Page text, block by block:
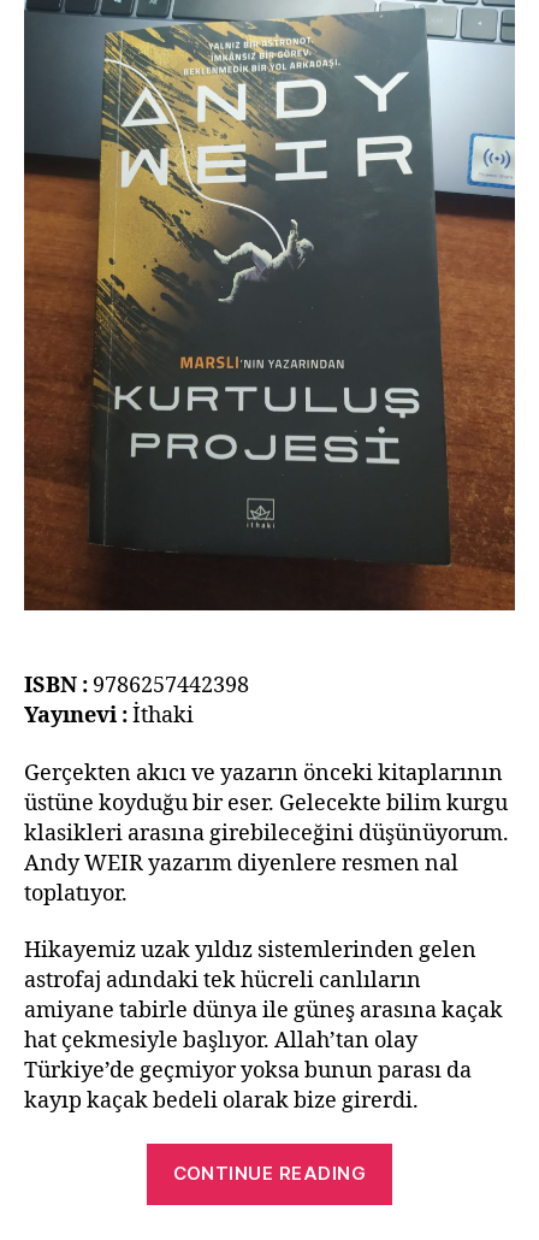
Weir
ISBN : 9786257442398
Yayınevi :İthaki
Gerçekten akıcı ve yazarın önceki kitaplarının
üstüne koyduğu bir eser. Gelecekte bilim kurgu
klasikleri arasına girebileceğini düşünüyorum.
Andy WEIR yazarım diyenlere resmen nal
toplatıyor.
Hikayemiz uzak yıldız sistemlerinden gelen
astrofaj adındaki tek hücreli canlıların
amiyane tabirle dünya ile güneş arasına kaçak
hat çekmesiyle başlıyor. Allah’tan olay
Türkiye’de geçmiyor yoksa bunun parası da
kayıp kaçak bedeli olarak bize girerdi.
CONTINUE READING